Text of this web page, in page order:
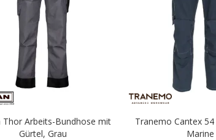
Thor Arbeits-Bundhose mit
Gürtel, Grau
Tranemo Cantex
Marine